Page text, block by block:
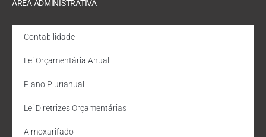
ÁREA ADMINISTRATIVA
Contabilidade
Lei Orçamentária Anual
Plano Plurianual
Lei Diretrizes Orçamentárias
Almoxarifado